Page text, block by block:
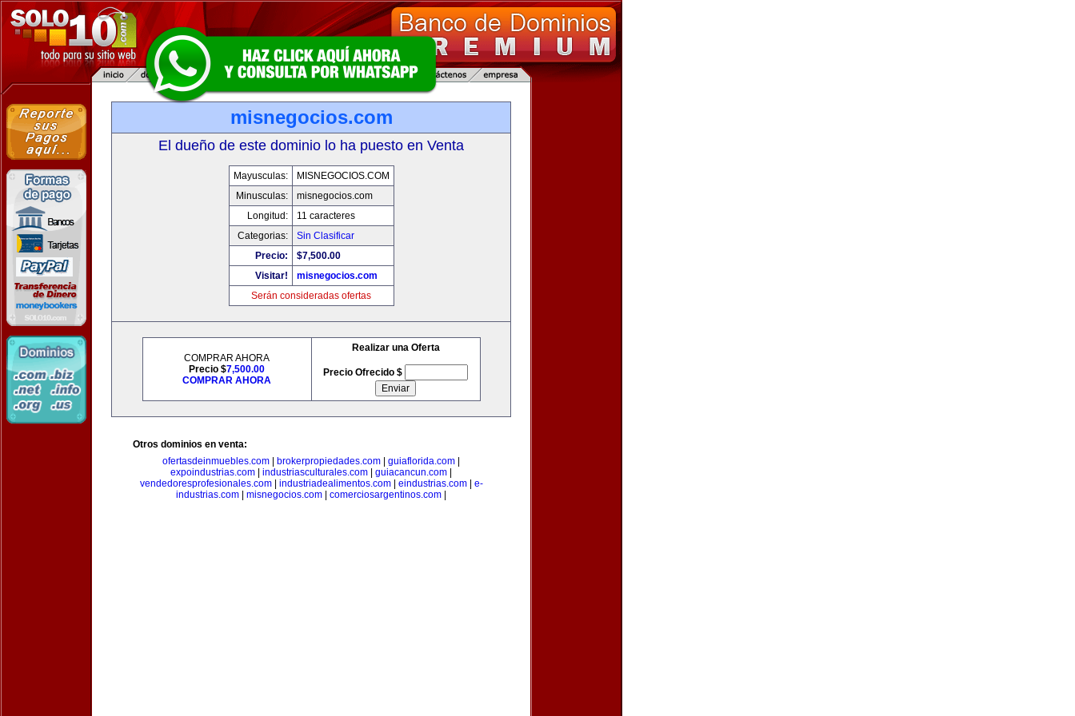
misnegocios.com
El dueño de este dominio lo ha puesto en Venta
Mayusculas:
MISNEGOCIOS.COM
Minusculas:
misnegocios.com
Longitud:
11 caracteres
Categorias:
Sin Clasificar
Precio:
$7,500.00
Visitar!
misnegocios.com
Serán consideradas ofertas
COMPRAR AHORA
Precio $7,500.00
COMPRAR AHORA
Realizar una Oferta
Precio Ofrecido $
Otros dominios en venta:
ofertasdeinmuebles.com
brokerpropiedades.com guiaflorida.com
expoindustrias.com
industriasculturales.com guiacancun.com
vendedoresprofesionales.com| industriadealimentos.com| eindustrias.com| e-
industrias.com
misnegocios.com comerciosargentinos.com